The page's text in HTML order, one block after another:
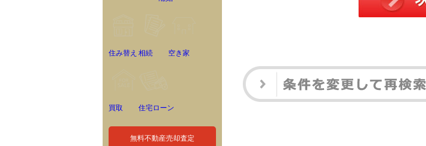
住み替え 相続 空き家
買取 住宅ローン
無料不動産売却査定